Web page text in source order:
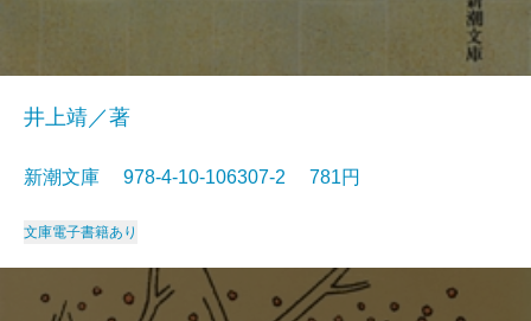
井上靖／著
新潮文庫 978-4-10-106307-2 781円
文庫電子書籍あり